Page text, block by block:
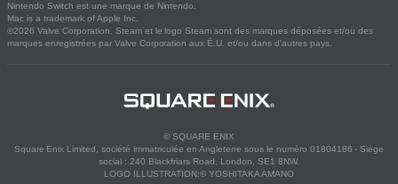
Nintendo Switch est une marque de Nintendo.
Mac is a trademark of Apple Inc.
©2026 Valve Corporation. Steam et le logo Steam sont des marques déposées et/ou des
marques enregistrées par Valve Corporation aux É.U. et/ou dans d'autres pays.
© SQUARE ENIX
Square Enix Limited, société immatriculée en Angleterre sous le numéro 01804186 - Siège
social : 240 Blackfriars Road, London, SE1 8NW.
LOGO ILLUSTRATION:© YOSHITAKA AMANO